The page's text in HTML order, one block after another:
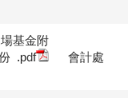
基金附
.pdf 會計處